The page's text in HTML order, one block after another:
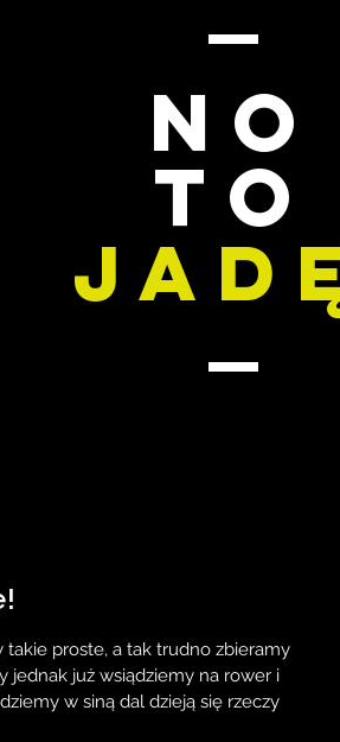
NO
to
takie proste, a tak trudno zbieramy
jednak już wsiądziemy na rower i
w siną dal dzieją się rzeczy